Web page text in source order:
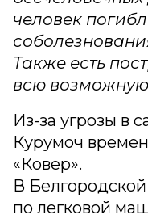
человек
Также есть
всю
Из-за угрозы в
Курумоч
«Ковер».
В
по легковой